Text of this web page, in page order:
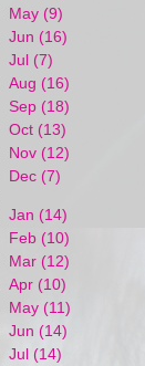
May (9)
Jun (16)
Jul (7)
Aug (16)
Sep (18)
Oct (13)
Nov (12)
Dec (7)
Jan (14)
Feb (10)
Mar (12)
Apr (10)
May (11)
Jun (14)
Jul (14)